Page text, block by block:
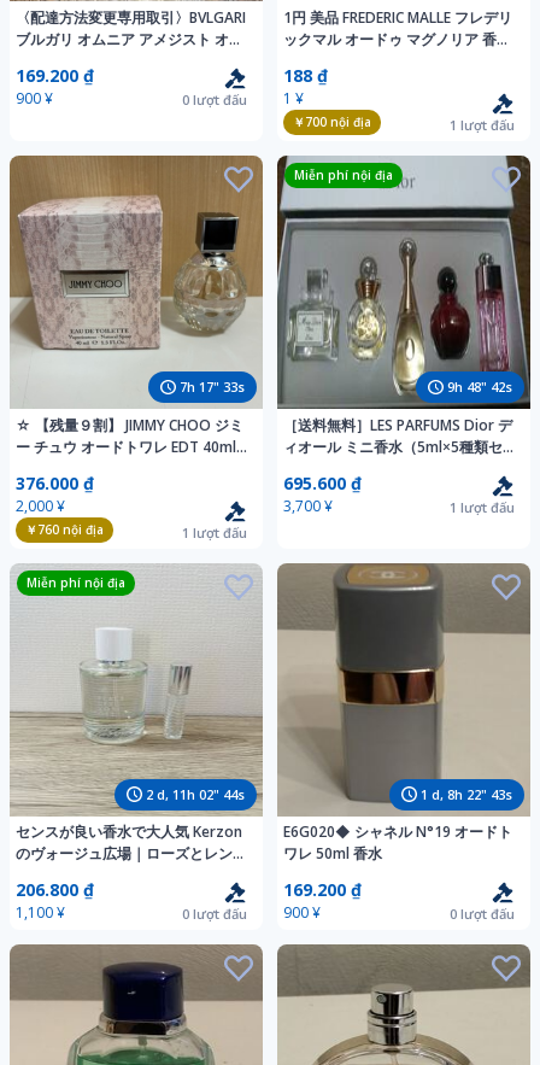
〈配達方法変更専用取引〉BVLGARI
ブルガリ オムニア アメジスト オー
169.200 ₫
900 ¥ 0 lượt đấu
1円 美品 FREDERIC MALLE フレデリ
ックマル オードゥ マグノリア 香水
BM13391AK
188 ₫
1 ¥
￥700nội địa 1 lượt đấu
7h 17" 31s
☆ 【残量９割】 JIMMY CHOO ジミ
ー チュウ オードトワレ EDT 40ml
376.000 ₫
2,000 ¥
￥760nội địa 1 lượt đấu
9h 48" 40s
Miễn phí nội địa
［送料無料］LES PARFUMS Dior デ
ィオール ミニ香水（5ml×5種類セ
695.600 ₫
3,700 ¥ 1 lượt đấu
2 d, 11h 02" 42s
Miễn phí nội địa
センスが良い香水で大人気 Kerzon
のヴォージュ広場｜ローズとレンガ
206.800 ₫
1,100 ¥ 0 lượt đấu
1 d, 8h 22" 41s
E6G020◆ シャネル N°19 オードト
ワレ 50ml 香水
169.200 ₫
900 ¥ 0 lượt đấu